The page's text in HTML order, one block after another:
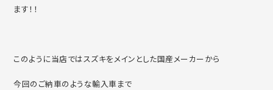
ます！！
このように当店ではスズキをメインとした国産メーカーから
今回のご納車のような輸入車まで